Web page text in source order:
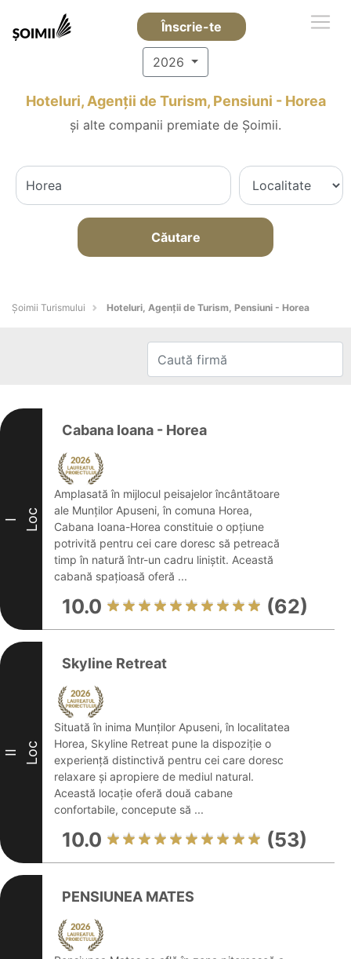
Înscrie-te
2026
Hoteluri, Agenții de Turism, Pensiuni - Horea
și alte companii premiate de Șoimii.
Căutare
Șoimii Turismului Hoteluri, Agenții de Turism, Pensiuni - Horea
I Loc
Cabana Ioana - Horea
Amplasată în mijlocul peisajelor încântătoare
ale Munților Apuseni, în comuna Horea,
Cabana Ioana-Horea constituie o opțiune
potrivită pentru cei care doresc să petreacă
timp în natură într-un cadru liniștit. Această
cabană spațioasă oferă ...
10.0 (62)
II Loc
Skyline Retreat
Situată în inima Munților Apuseni, în localitatea
Horea, Skyline Retreat pune la dispoziție o
experiență distinctivă pentru cei care doresc
relaxare și apropiere de mediul natural.
Această locație oferă două cabane
confortabile, concepute să ...
10.0 (53)
PENSIUNEA MATES